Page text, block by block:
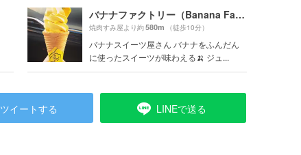
バナナファクトリー（Banana Factory）
焼肉すみ屋より約580m （徒歩10分）
バナナスイーツ屋さん バナナをふんだん
に使ったスイーツが味わえる🍌 ジュ...
ツイートする LINEで送る